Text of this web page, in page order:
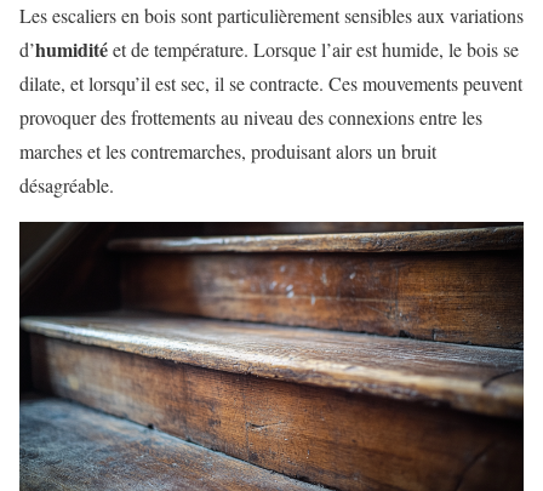
Les escaliers en bois sont particulièrement sensibles aux variations
d’humiditéet de température. Lorsque l’air est humide, le bois se
dilate, et lorsqu’il est sec, il se contracte. Ces mouvements peuvent
provoquer des frottements au niveau des connexions entre les
marches et les contremarches, produisant alors un bruit
désagréable.